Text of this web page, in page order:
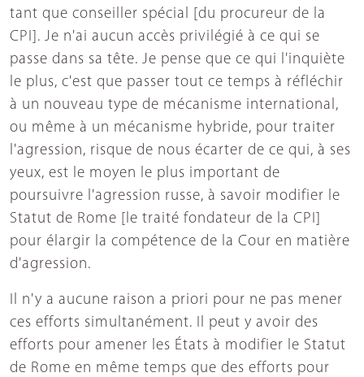
tant que conseiller spécial [du procureur de la
CPI]. Je n'ai aucun accès privilégié à ce qui se
passe dans sa tête. Je pense que ce qui l'inquiète
le plus, c'est que passer tout ce temps à réfléchir
à un nouveau type de mécanisme international,
ou même à un mécanisme hybride, pour traiter
l'agression, risque de nous écarter de ce qui, à ses
yeux, est le moyen le plus important de
poursuivre l'agression russe, à savoir modifier le
Statut de Rome [le traité fondateur de la CPI]
pour élargir la compétence de la Cour en matière
d'agression.
Il n'y a aucune raison a priori pour ne pas mener
ces efforts simultanément. Il peut y avoir des
efforts pour amener les États à modifier le Statut
de Rome en même temps que des efforts pour